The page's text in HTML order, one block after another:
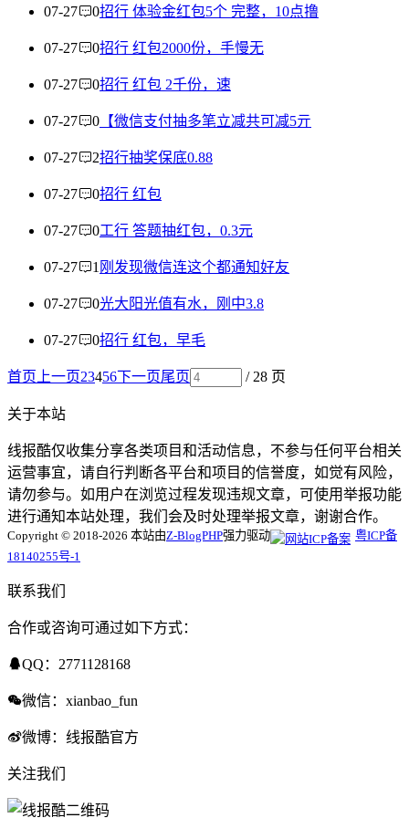
07-27 0招行 体验金红包5个 完整，10点撸
07-27 0招行 红包2000份，手慢无
07-27 0招行 红包 2千份，速
07-27 0 【微信支付抽多笔立减共可减5亓
07-27 2招行抽奖保底0.88
07-27 0招行 红包
07-27 0工行 答题抽红包，0.3元
07-27 1 刚发现微信连这个都通知好友
07-27 0光大阳光值有水，刚中3.8
07-27 0招行 红包，早毛
首页 上一页23456下一页尾页 / 28 页
关于本站
线报酷仅收集分享各类项目和活动信息，不参与任何平台相关
运营事宜，请自行判断各平台和项目的信誉度，如觉有风险，
请勿参与。如用户在浏览过程发现违规文章，可使用举报功能
进行通知本站处理，我们会及时处理举报文章，谢谢合作。
Copyright © 2018-2026 本站由Z-BlogPHP强力驱动
粤ICP备
18140255号-1
联系我们
合作或咨询可通过如下方式：
QQ：2771128168
微信：xianbao_fun
微博：线报酷官方
关注我们